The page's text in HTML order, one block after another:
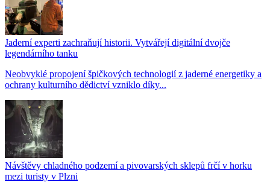
Jaderní experti zachraňují historii. Vytvářejí digitální dvojče
legendárního tanku
Neobvyklé propojení špičkových technologií z jaderné energetiky a
ochrany kulturního dědictví vzniklo díky...
Návštěvy chladného podzemí a pivovarských sklepů frčí v horku
mezi turisty v Plzni